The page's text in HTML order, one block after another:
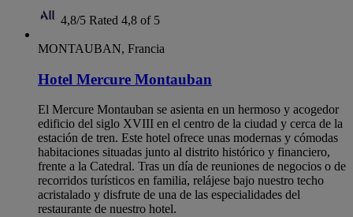
4,8/5 Rated 4,8 of 5
MONTAUBAN, Francia
Hotel Mercure Montauban
El Mercure Montauban se asienta en un hermoso y acogedor
edificio del siglo XVIII en el centro de la ciudad y cerca de la
estación de tren. Este hotel ofrece unas modernas y cómodas
habitaciones situadas junto al distrito histórico y financiero,
frente a la Catedral. Tras un día de reuniones de negocios o de
recorridos turísticos en familia, relájese bajo nuestro techo
acristalado y disfrute de una de las especialidades del
restaurante de nuestro hotel.